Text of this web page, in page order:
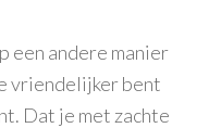
een andere manier
vriendelijker bent
Dat je met zachte